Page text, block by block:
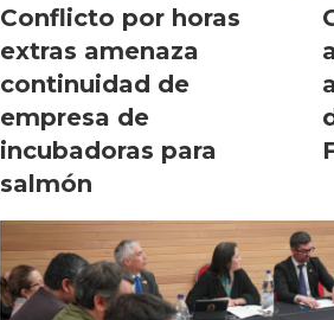
Conflicto por horas
extras amenaza
continuidad de
empresa de
incubadoras para
salmón